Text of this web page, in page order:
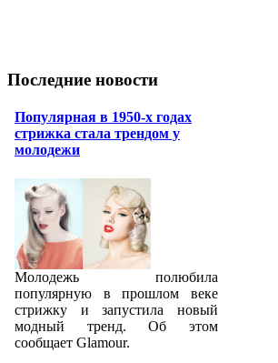
Последние новости
Популярная в 1950-х годах
стрижка стала трендом у
молодежи
Молодежь полюбила
популярную в прошлом веке
стрижку и запустила новый
модный тренд. Об этом
сообщает Glamour.